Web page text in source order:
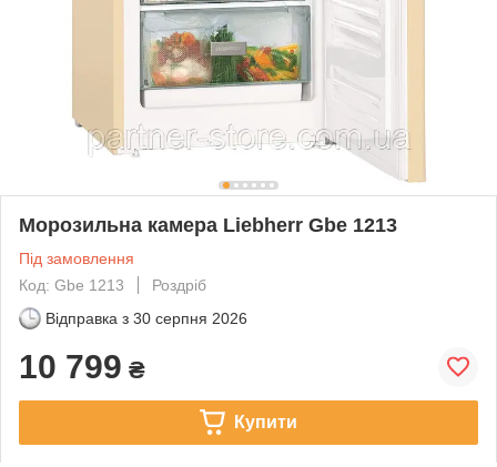
Морозильна камера Liebherr Gbe 1213
Під замовлення
Код: Gbe 1213
Роздріб
Відправка з 30 серпня 2026
10 799 ₴
Купити